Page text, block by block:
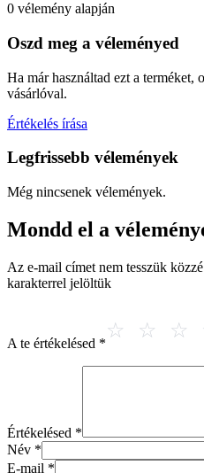
0 vélemény alapján
Oszd meg a véleményed
Ha már használtad ezt a terméket,
vásárlóval.
Értékelés írása
Legfrissebb vélemények
Még nincsenek vélemények.
Mondd el a
Az e-mail címet nem tesszük
karakterrel jelöltük
A te értékelésed *
Értékelésed *
Név *
E-mail *